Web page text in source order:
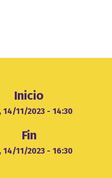
Inicio
14/11/2023 - 14:30
Fin
14/11/2023 - 16:30